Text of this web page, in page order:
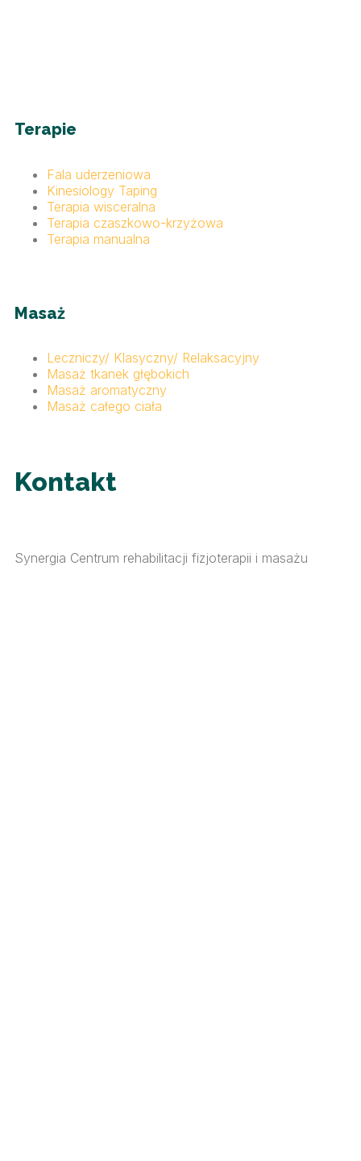
Terapie
Fala uderzeniowa
Kinesiology Taping
Terapia wisceralna
Terapia czaszkowo-krzyżowa
Terapia manualna
Masaż
Leczniczy/ Klasyczny/ Relaksacyjny
Masaż tkanek głębokich
Masaż aromatyczny
Masaż całego ciała
Kontakt
Synergia Centrum rehabilitacji fizjoterapii i masażu